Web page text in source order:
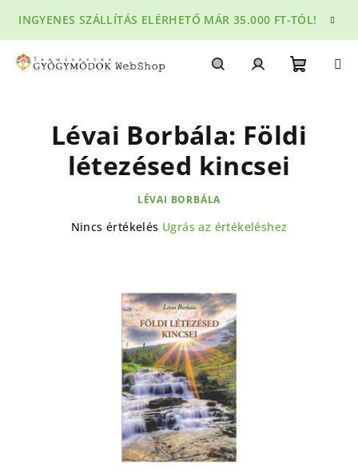
fő
tartalomhoz
INGYENES SZÁLLÍTÁS ELÉRHETŐ MÁR 35.000 FT-TÓL!
Lévai Borbála: Földi
létezésed kincsei
LÉVAI BORBÁLA
A
Nincs értékelés Ugrás az értékeléshez